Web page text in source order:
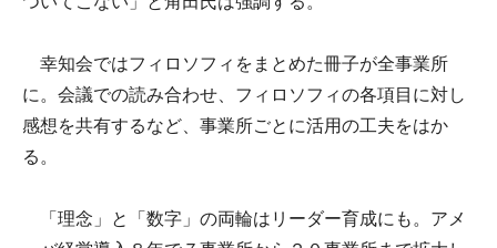
幸知会ではフィロソフィをまとめた冊子が全事業所
に。会議での読み合わせ、フィロソフィの各項目に対し
感想を共有するなど、事業所ごとに活用の工夫をはか
る。
「理念」と「数字」の両輪はリーダー育成にも。アメ